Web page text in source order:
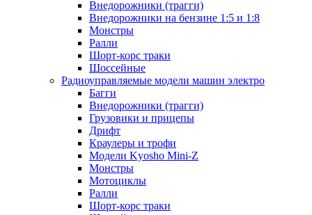
Внедорожники (трагги)
Внедорожники на бензине 1:5 и 1:8
Монстры
Ралли
Шорт-корс траки
Шоссейные
Радиоуправляемые модели машин электро
Багги
Внедорожники (трагги)
Грузовики и прицепы
Дрифт
Краулеры и трофи
Модели Kyosho Mini-Z
Монстры
Мотоциклы
Ралли
Шорт-корс траки